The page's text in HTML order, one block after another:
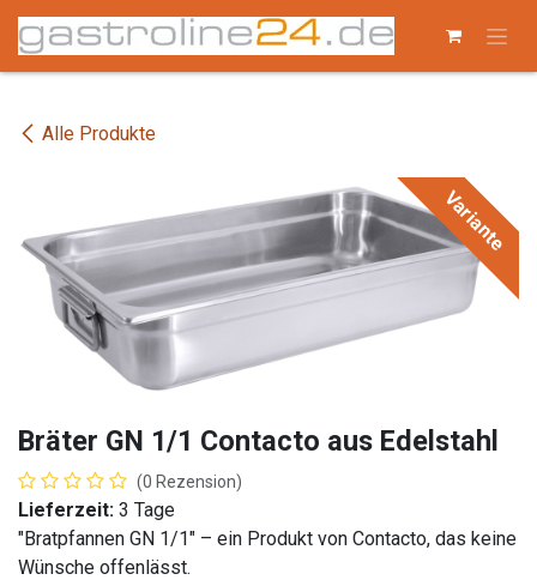
Zum Inhalt springen
Alle Produkte
Variante
Bräter GN 1/1 Contacto aus Edelstahl
(0 Rezension)
Lieferzeit: 3 Tage
"Bratpfannen GN 1/1" – ein Produkt von Contacto, das keine
Wünsche offenlässt.